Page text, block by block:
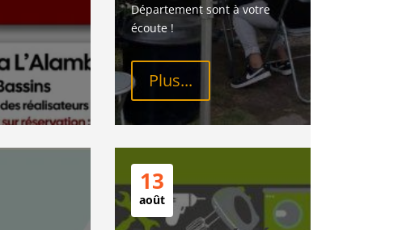
Département sont à votre
écoute !
Plus...
13
août